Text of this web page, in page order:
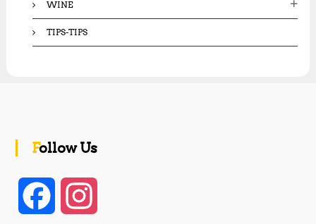
WINE
TIPS-TIPS
Follow Us